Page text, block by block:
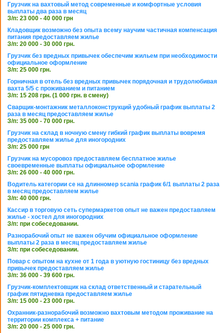
Грузчик на вахтовый метод современные и комфортные условия
выплаты два раза в месяц
З/п: 23 000 - 40 000 грн
Кладовщик возможно без опыта всему научим частичная компенсация
питания предоставляем жилье
З/п: 20 000 - 30 000 грн.
Грузчик без вредных привычек обеспечим жильем при необходимости
официальное оформление
З/п: 25 000 грн.
Горничная в отель без вредных привычек порядочная и трудолюбивая
вахта 5/5 с проживанием и питанием
З/п: 15 208 грн. (1 000 грн. в смену)
Сварщик-монтажник металлоконструкций удобный график выплаты 2
раза в месяц предоставляем жилье
З/п: 35 000 - 70 000 грн.
Грузчик на склад в ночную смену гибкий график выплаты вовремя
предоставляем жилье для иногородних
З/п: 25 000 грн
Грузчик на мусоровоз предоставляем бесплатное жилье
своевременные выплаты официальное оформление
З/п: 26 000 - 40 000 грн.
Водитель категории се на длинномер scania график 6/1 выплаты 2 раза
в месяц предоставляем жилье
З/п: 40 000 грн.
Кассир в торговую сеть супермаркетов опыт не важен предоставляем
жилье - хостел для иногородних
З/п: при собеседовании.
Разнорабочий опыт не важен обучим официальное оформление
выплаты 2 раза в месяц предоставляем жилье
З/п: при собеседовании.
Повар с опытом на кухне от 1 года в уютную гостиницу без вредных
привычек предоставляем жилье
З/п: 36 000 - 39 600 грн.
Грузчик-комплектовщик на склад ответственный и старательный
график пятидневка предоставляем жилье
З/п: 15 000 - 23 000 грн.
Охранник-разнорабочий возможно вахтовым методом проживание на
территории комплекса + питание
З/п: 20 000 - 25 000 грн.